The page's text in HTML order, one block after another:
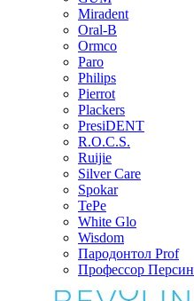
Miradent
Oral-B
Ormco
Paro
Philips
Pierrot
Plackers
PresiDENT
R.O.C.S.
Ruijie
Silver Care
Spokar
TePe
White Glo
Wisdom
Пародонтол Prof
Профессор Персин